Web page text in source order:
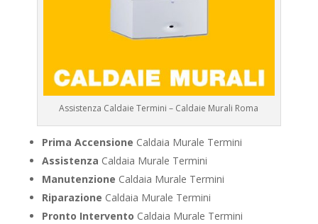
Assistenza Caldaie Termini – Caldaie Murali Roma
Prima Accensione Caldaia Murale Termini
Assistenza Caldaia Murale Termini
Manutenzione Caldaia Murale Termini
Riparazione Caldaia Murale Termini
Pronto Intervento Caldaia Murale Termini